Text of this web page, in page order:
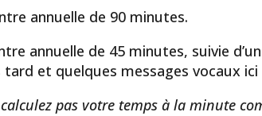
annuelle de 90 minutes.
annuelle de 45 minutes, suivie
et quelques messages vocaux ici
pas votre temps à la minute